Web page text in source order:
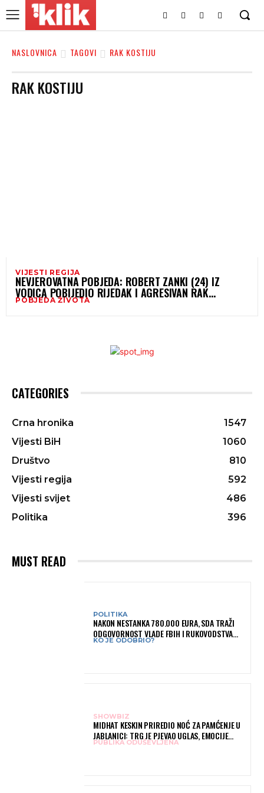
NASLOVNICA TAGOVI RAK KOSTIJU
RAK KOSTIJU
VIJESTI REGIJA
NEVJEROVATNA POBJEDA: ROBERT ZANKI (24) IZ
VODICA POBIJEDIO RIJEDAK I AGRESIVAN RAK
KOSTIJU!
POBJEDA ŽIVOTA
CATEGORIES
Crna hronika
1547
Vijesti BiH
1060
Društvo
810
Vijesti regija
592
Vijesti svijet
486
Politika
396
MUST READ
POLITIKA
NAKON NESTANKA 780.000 EURA, SDA TRAŽI
ODGOVORNOST VLADE FBIH I RUKOVODSTVA
IGMANA
KO JE ODOBRIO?
SHOWBIZ
MIDHAT KESKIN PRIREDIO NOĆ ZA PAMĆENJE U
JABLANICI: TRG JE PJEVAO UGLAS, EMOCIJE
PREPLAVILE RODNI GRAD
PUBLIKA ODUŠEVLJENA